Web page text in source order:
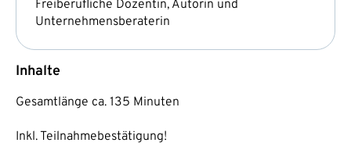
Freiberufliche Dozentin, Autorin und
Unternehmensberaterin
Inhalte
Gesamtlänge ca. 135 Minuten
Inkl. Teilnahmebestätigung!